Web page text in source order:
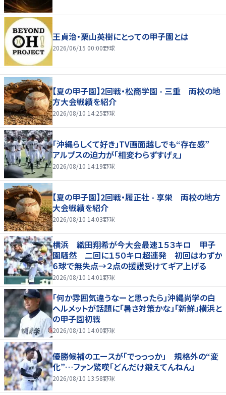
王貞治・栗山英樹にとっての甲子園とは
2026/06/15 00:00野球
【夏の甲子園】2回戦・松商学園 - 三重 両校の地
方大会戦績を紹介
2026/08/10 14:25野球
「沖縄らしくて好き」TV画面越しでも“存在感”
アルプスの迫力が「相変わらずすげぇ」
2026/08/10 14:19野球
【夏の甲子園】2回戦・履正社 - 享栄 両校の地方
大会戦績を紹介
2026/08/10 14:03野球
横浜 織田翔希が今大会最速１５３キロ 甲子
園騒然 二回に１５０キロ超連発 初回はわずか
６球で無失点→２点の援護受けてギア上げる
2026/08/10 14:01 野球
「何か雰囲気違うなーと思ったら」沖縄尚学の白
ヘルメットが話題に「暑さ対策かな」「新鮮」横浜と
の甲子園初戦
2026/08/10 14:00野球
優勝候補のエースが「でっっっか」 規格外の“変
化”…ファン驚嘆「どんだけ鍛えてんねん」
2026/08/10 13:58野球